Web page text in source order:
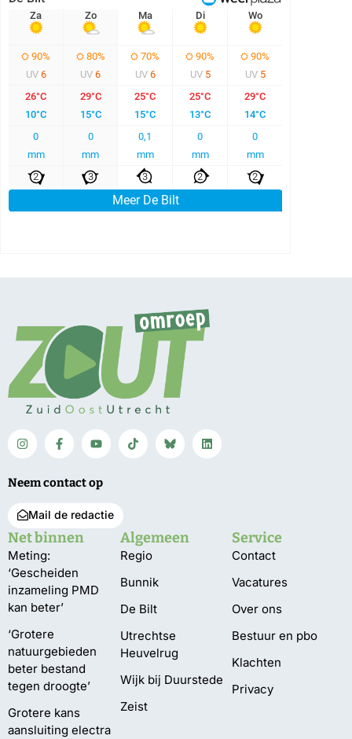
Neem contact op
Mail de redactie
Net binnen
Meting:
‘Gescheiden
inzameling PMD
kan beter’
‘Grotere
natuurgebieden
beter bestand
tegen droogte’
Grotere kans
aansluiting electra
Algemeen
Regio
Bunnik
De Bilt
Utrechtse
Heuvelrug
Wijk bij Duurstede
Zeist
Service
Contact
Vacatures
Over ons
Bestuur en pbo
Klachten
Privacy